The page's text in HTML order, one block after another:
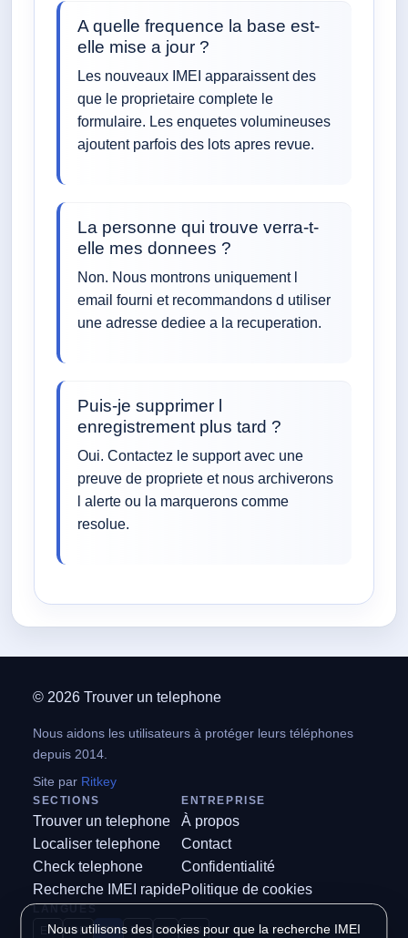
A quelle frequence la base est-
elle mise a jour ?
Les nouveaux IMEI apparaissent des
que le proprietaire complete le
formulaire. Les enquetes volumineuses
ajoutent parfois des lots apres revue.
La personne qui trouve verra-t-
elle mes donnees ?
Non. Nous montrons uniquement l
email fourni et recommandons d utiliser
une adresse dediee a la recuperation.
Puis-je supprimer l
enregistrement plus tard ?
Oui. Contactez le support avec une
preuve de propriete et nous archiverons
l alerte ou la marquerons comme
resolue.
© 2026 Trouver un telephone
Nous aidons les utilisateurs à protéger leurs téléphones
depuis 2014.
Site par Ritkey
SECTIONS
Trouver un telephone
Localiser telephone
Check telephone
Recherche IMEI rapide
ENTREPRISE
À propos
Contact
Confidentialité
Politique de cookies
LANGUES
EN
DE FR ES ID RU
Nous utilisons des cookies pour que la recherche IMEI